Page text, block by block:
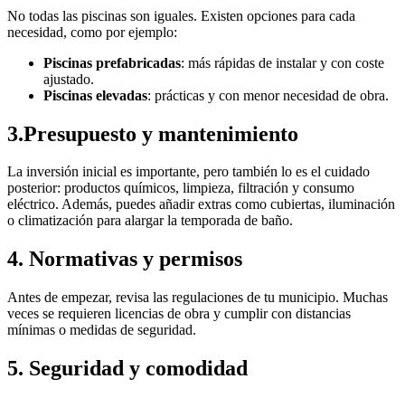
No todas las piscinas son iguales. Existen opciones para cada
necesidad, como por ejemplo:
Piscinas prefabricadas: más rápidas de instalar y con coste
ajustado.
Piscinas elevadas: prácticas y con menor necesidad de obra.
3.Presupuesto y mantenimiento
La inversión inicial es importante, pero también lo es el cuidado
posterior: productos químicos, limpieza, filtración y consumo
eléctrico. Además, puedes añadir extras como cubiertas, iluminación
o climatización para alargar la temporada de baño.
4. Normativas y permisos
Antes de empezar, revisa las regulaciones de tu municipio. Muchas
veces se requieren licencias de obra y cumplir con distancias
mínimas o medidas de seguridad.
5. Seguridad y comodidad